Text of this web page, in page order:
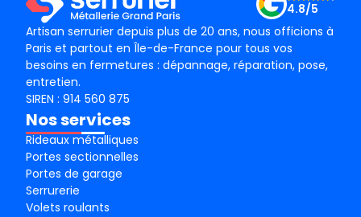
Artisan serrurier depuis plus de 20 ans, nous officions à
Paris et partout en Île-de-France pour tous vos
besoins en fermetures : dépannage, réparation, pose,
entretien.
4.8/5
SIREN : 914 560 875
Nos services
Rideaux métalliques
Portes sectionnelles
Portes de garage
Serrurerie
Volets roulants